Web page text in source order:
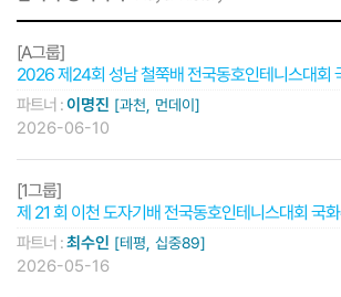
[A그룹]
2026 제24회 성남 철쭉배 전국동호인테니스대회
파트너 :이명진 [과천, 먼데이]
2026-06-10
[1그룹]
제 21 회 이천 도자기배 전국동호인테니스대회 국
파트너 :최수인 [테평, 십중89]
2026-05-16